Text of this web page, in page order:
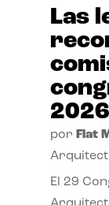
Las
2026
por Flat
El 29